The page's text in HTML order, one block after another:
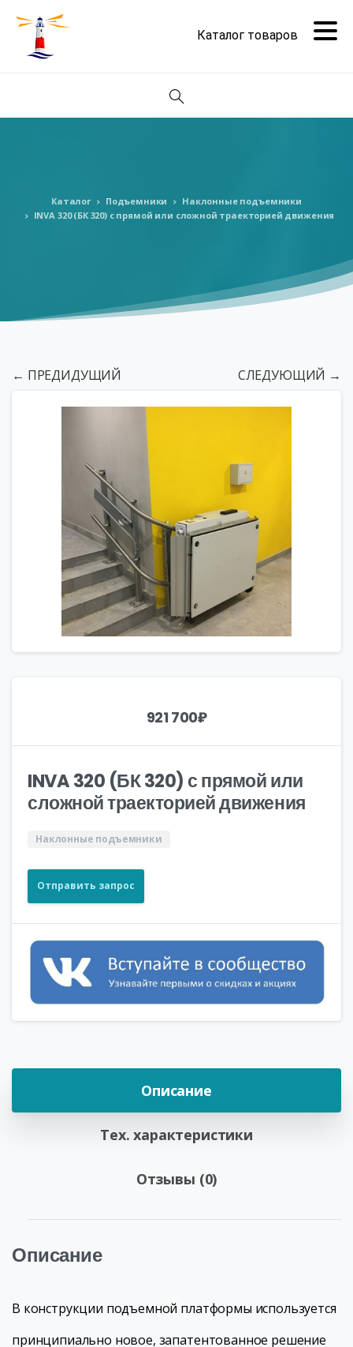
Поиск
Каталог Подъемники
Наклонные подъемники
INVA 320 (БК 320) с прямой или сложной траекторией движения
← ПРЕДИДУЩИЙ СЛЕДУЮЩИЙ →
921 700₽
INVA 320 (БК 320) с прямой или
сложной траекторией движения
Наклонные подъемники
Отправить запрос
Описание
Тех. характеристики
Отзывы (0)
Описание
В конструкции подъемной платформы используется
принципиально новое, запатентованное решение